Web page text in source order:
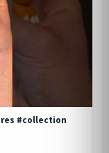
#collection